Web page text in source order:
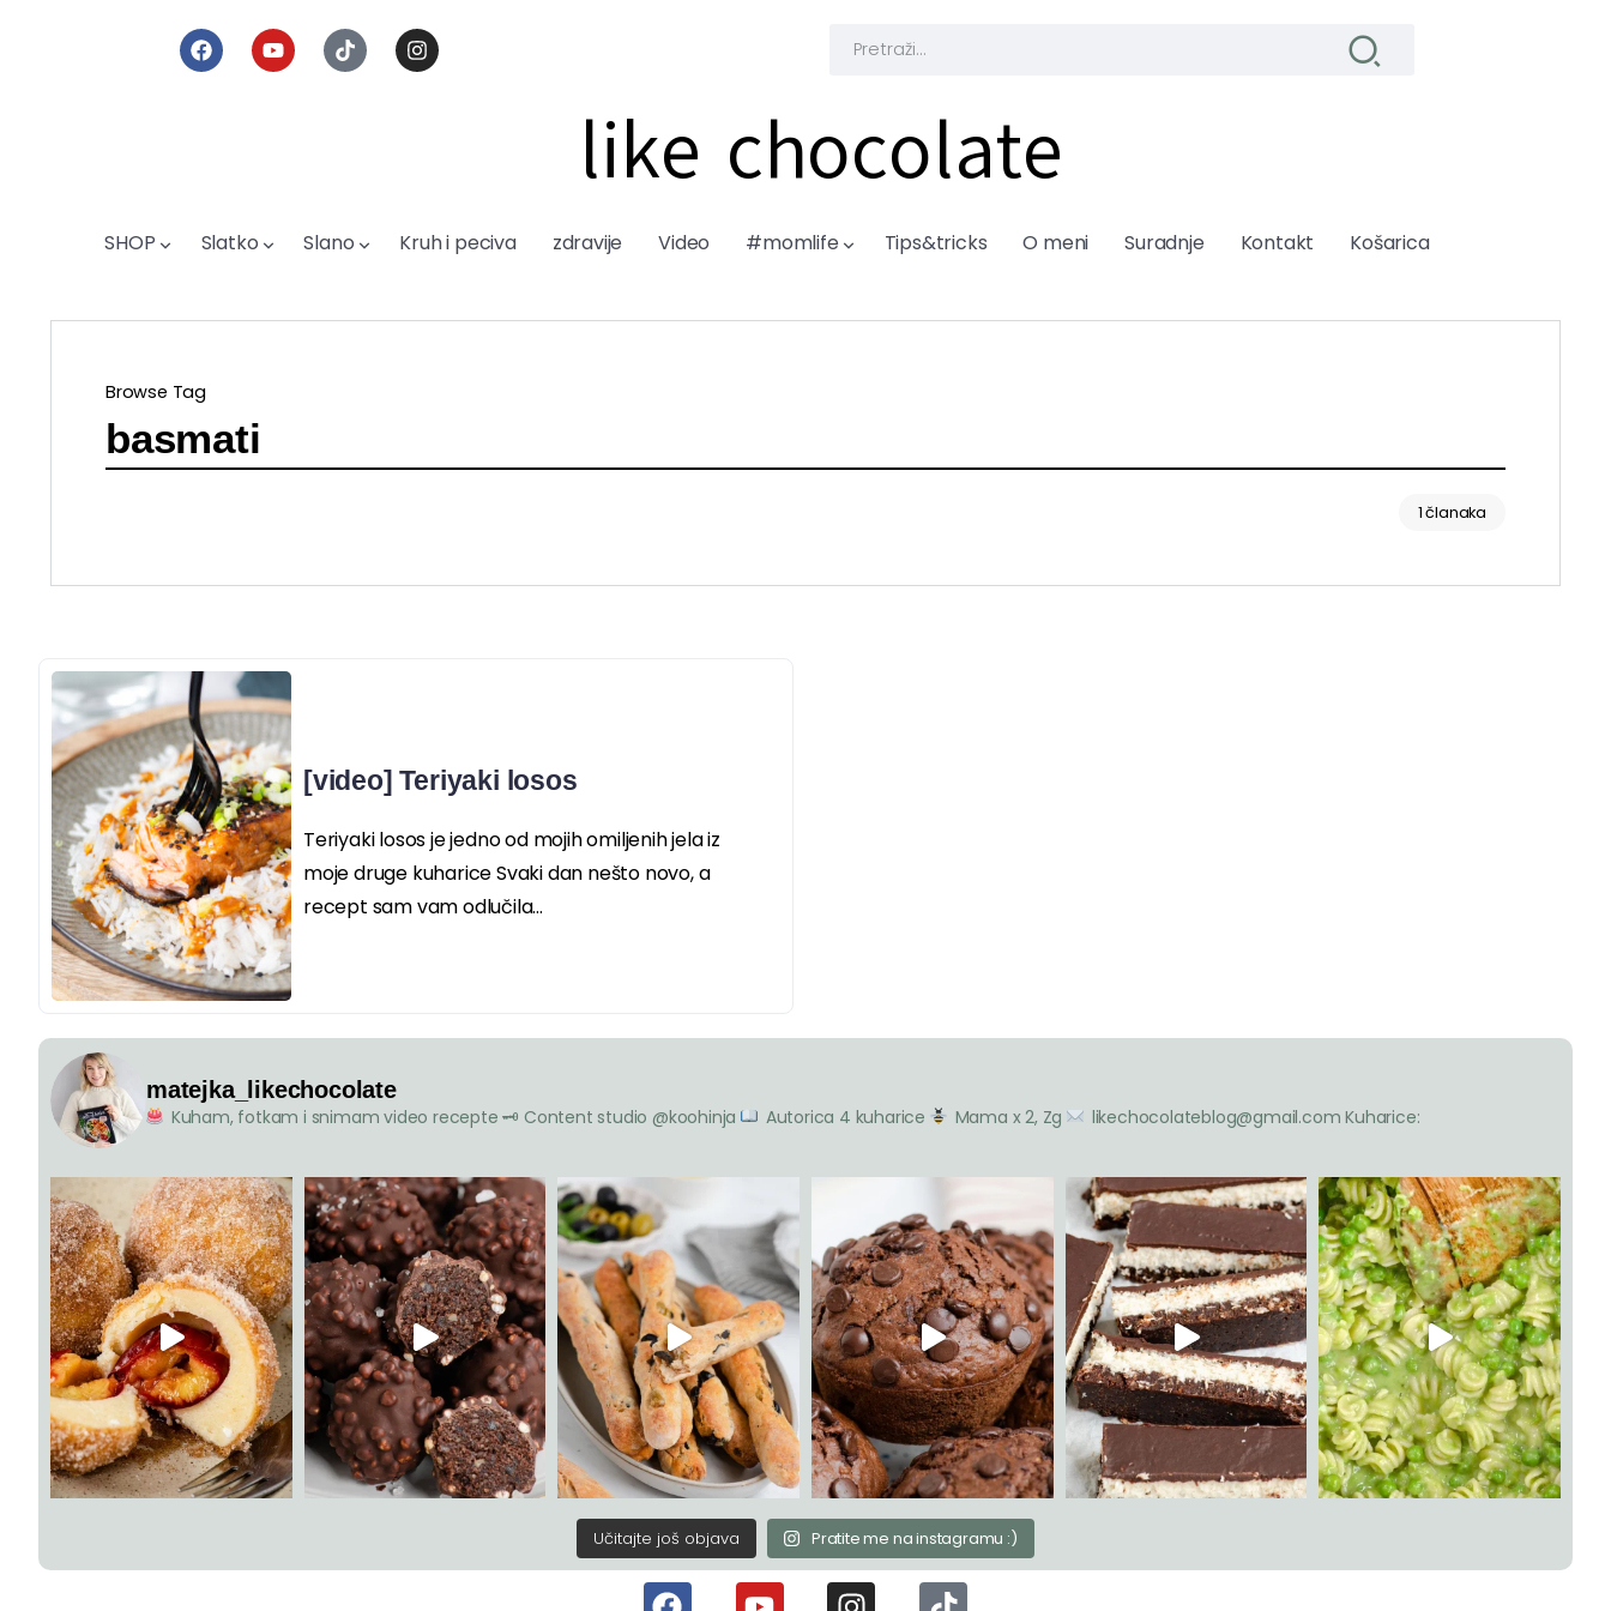
like chocolate
SHOP Slatko Slano Kruh i peciva zdravije Video #momlife Tips&tricks O meni Suradnje Kontakt Košarica
Browse Tag
basmati
1 članaka
[video] Teriyaki losos
Teriyaki losos je jedno od mojih omiljenih jela iz
moje druge kuharice Svaki dan nešto novo, a
recept sam vam odlučila...
matejka_likechocolate
Kuham, fotkam i snimam video recepte 🗝 Content studio @koohinja Autorica 4 kuharice Mama x 2, Zg likechocolateblog@gmail.com Kuharice:
Učitajte još objava Pratite me na instagramu :)